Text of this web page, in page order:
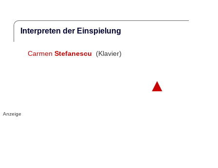
Interpreten der Einspielung
Carmen Stefanescu (Klavier)
▲
Anzeige